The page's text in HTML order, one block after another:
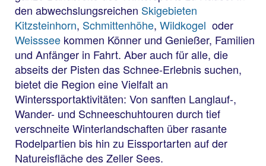
den abwechslungsreichen Skigebieten
Kitzsteinhorn, Schmittenhöhe, Wildkogel oder
Weisssee kommen Könner und Genießer, Familien
und Anfänger in Fahrt. Aber auch für alle, die
abseits der Pisten das Schnee-Erlebnis suchen,
bietet die Region eine Vielfalt an
Winterssportaktivitäten: Von sanften Langlauf-,
Wander- und Schneeschuhtouren durch tief
verschneite Winterlandschaften über rasante
Rodelpartien bis hin zu Eissportarten auf der
Natureisfläche des Zeller Sees.